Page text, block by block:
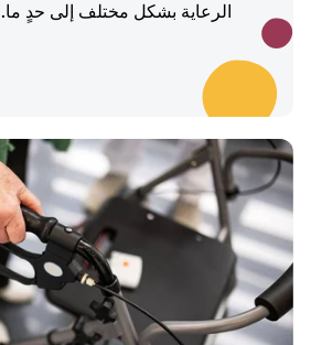
الرعاية بشكل مختلف إلى حدٍ ما.